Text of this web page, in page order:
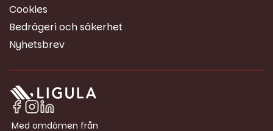
Cookies
Bedrägeri och säkerhet
Nyhetsbrev
Med omdömen från